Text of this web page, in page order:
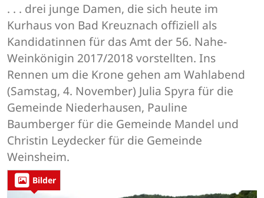
. . . drei junge Damen, die sich heute im
Kurhaus von Bad Kreuznach offiziell als
Kandidatinnen für das Amt der 56. Nahe-
Weinkönigin 2017/2018 vorstellten. Ins
Rennen um die Krone gehen am Wahlabend
(Samstag, 4. November) Julia Spyra für die
Gemeinde Niederhausen, Pauline
Baumberger für die Gemeinde Mandel und
Christin Leydecker für die Gemeinde
Weinsheim.
Bilder